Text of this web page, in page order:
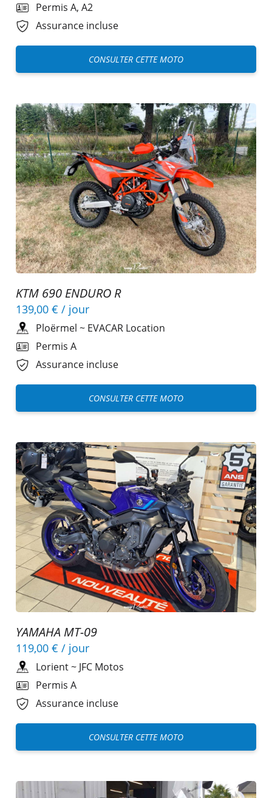
Permis A, A2
Assurance incluse
CONSULTER CETTE MOTO
KTM 690 ENDURO R
139,00 € / jour
Ploërmel ~ EVACAR Location
Permis A
Assurance incluse
CONSULTER CETTE MOTO
YAMAHA MT-09
119,00 € / jour
Lorient~ JFC Motos
Permis A
Assurance incluse
CONSULTER CETTE MOTO